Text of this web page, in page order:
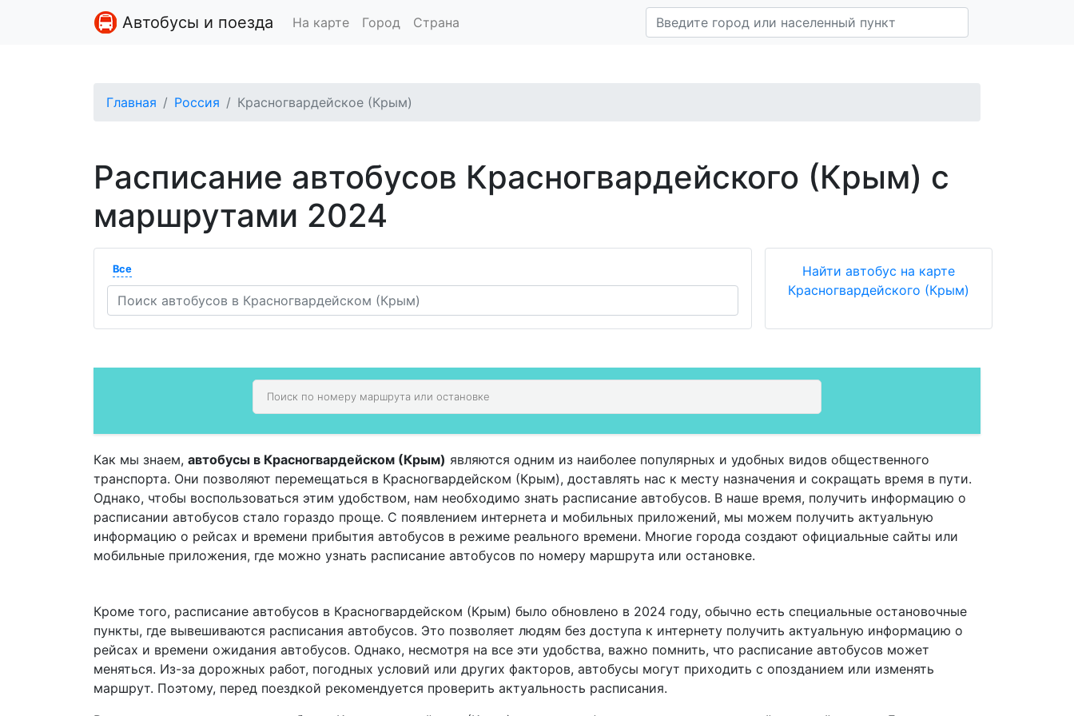
Автобусы и поезда На карте Город Страна
Главная Россия Красногвардейское (Крым)
Расписание автобусов Красногвардейского (Крым) с
маршрутами 2024
Все
Найти автобус на карте
Красногвардейского (Крым)
Как мы знаем, автобусы в Красногвардейском (Крым) являются одним из наиболее популярных и удобных видов общественного
транспорта. Они позволяют перемещаться в Красногвардейском (Крым), доставлять нас к месту назначения и сокращать время в пути.
Однако, чтобы воспользоваться этим удобством, нам необходимо знать расписание автобусов. В наше время, получить информацию о
расписании автобусов стало гораздо проще. С появлением интернета и мобильных приложений, мы можем получить актуальную
информацию о рейсах и времени прибытия автобусов в режиме реального времени. Многие города создают официальные сайты или
мобильные приложения, где можно узнать расписание автобусов по номеру маршрута или остановке.
Кроме того, расписание автобусов в Красногвардейском (Крым) было обновлено в 2024 году, обычно есть специальные остановочные
пункты, где вывешиваются расписания автобусов. Это позволяет людям без доступа к интернету получить актуальную информацию о
рейсах и времени ожидания автобусов. Однако, несмотря на все эти удобства, важно помнить, что расписание автобусов может
меняться. Из-за дорожных работ, погодных условий или других факторов, автобусы могут приходить с опозданием или изменять
маршрут. Поэтому, перед поездкой рекомендуется проверить актуальность расписания.